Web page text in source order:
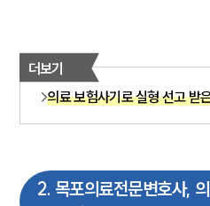
더보기
의료 보험사기로 실형 선고 받
2. 목포의료전문변호사,